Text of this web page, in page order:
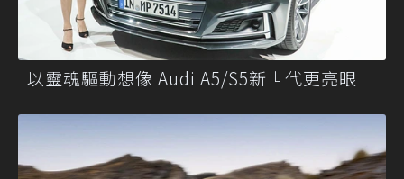
以靈魂驅動想像 Audi A5/S5新世代更亮眼